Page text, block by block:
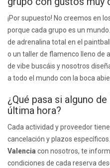
¡Por supuesto! No creemos en
porque cada grupo es un
de adrenalina total en el
o un taller de flamenco lleno de
de vibe buscáis y nosotros
a todo el mundo con la boca
¿Qué pasa si alguno
última hora?
Cada actividad y proveedor
cancelación y plazos específicos.
Valencia con nosotros, te
condiciones de cada reserva